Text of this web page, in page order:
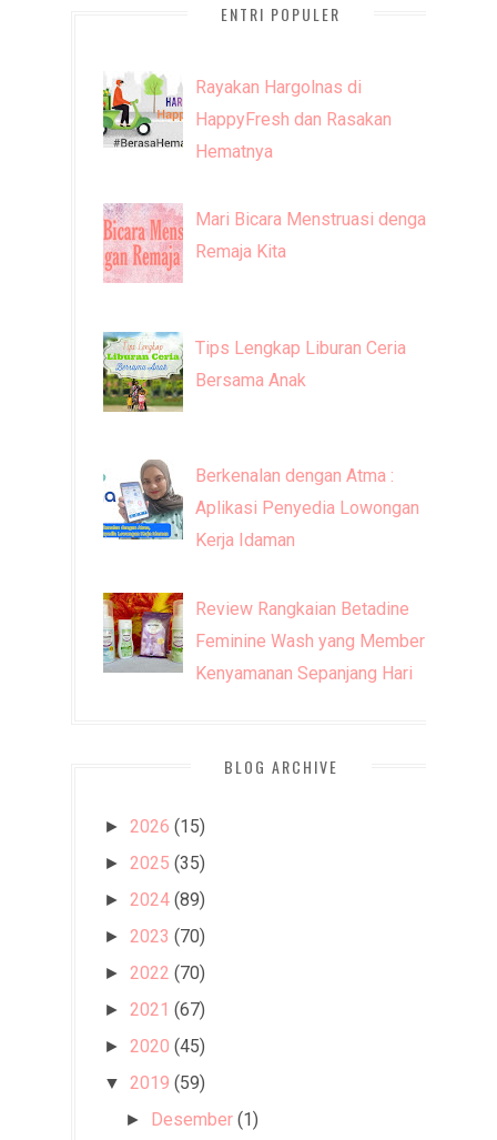
ENTRI POPULER
Rayakan Hargolnas di
HappyFresh dan Rasakan
Hematnya
Mari Bicara Menstruasi dengan
Remaja Kita
Tips Lengkap Liburan Ceria
Bersama Anak
Berkenalan dengan Atma :
Aplikasi Penyedia Lowongan
Kerja Idaman
Review Rangkaian Betadine
Feminine Wash yang Memberi
Kenyamanan Sepanjang Hari
BLOG ARCHIVE
► 2026 (15)
► 2025 (35)
► 2024 (89)
► 2023 (70)
► 2022 (70)
► 2021 (67)
► 2020 (45)
▼ 2019 (59)
► Desember (1)